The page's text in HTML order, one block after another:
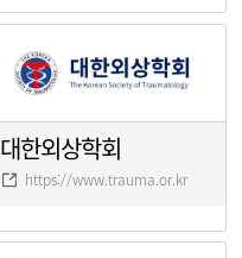
대한외상학회
https://www.trauma.or.kr